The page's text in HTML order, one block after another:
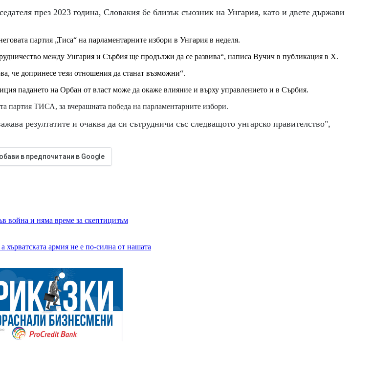
през 2023 година, Словакия бе близък съюзник на Унгария, като и двете държави
партия „Тиса“ на парламентарните избори в Унгария в неделя.
между Унгария и Сърбия ще продължи да се развива“, написа Вучич в публикация в X.
че допринесе тези отношения да станат възможни“.
падането на Орбан от власт може да окаже влияние и върху управлението и в Сърбия.
партия ТИСА, за вчерашната победа на парламентарните избори.
резултатите и очаква да си сътрудничи със следващото унгарско правителство",
в предпочитани в Google
война и няма време за скептицизъм
армия не е по-силна от нашата